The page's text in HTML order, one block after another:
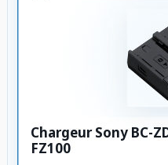
Chargeur Sony BC-
FZ100